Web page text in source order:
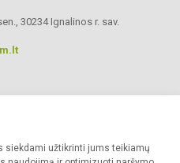
siekdami užtikrinti jums teikiamų
30234 Ignalinos r. sav.
Visos teisės saugomos.
sutikimo griežtai draudžiama.